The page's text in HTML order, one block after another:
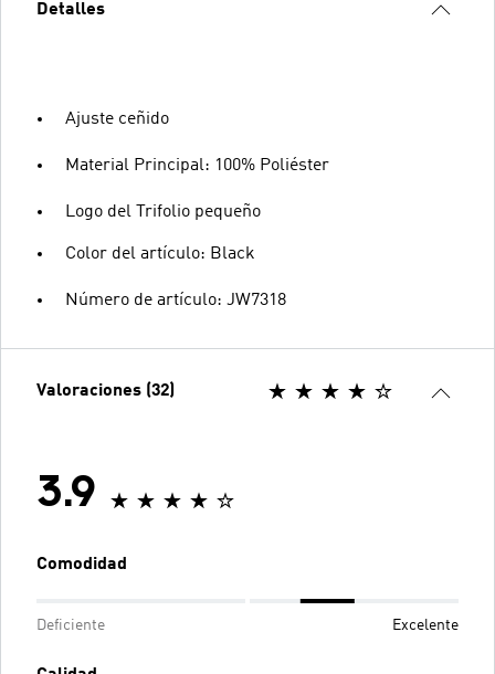
Detalles
Ajuste ceñido
Material Principal: 100% Poliéster
Logo del Trifolio pequeño
Color del artículo: Black
Número de artículo: JW7318
Valoraciones (32)
3.9
Comodidad
Deficiente Excelente